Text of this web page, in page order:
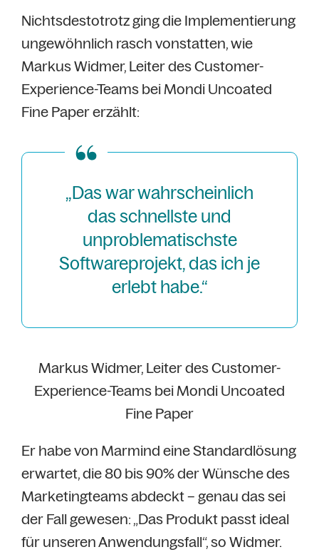
Nichtsdestotrotz ging die Implementierung
ungewöhnlich rasch vonstatten, wie
Markus Widmer, Leiter des Customer-
Experience-Teams bei Mondi Uncoated
Fine Paper erzählt:
„Das war wahrscheinlich
das schnellste und
unproblematischste
Softwareprojekt, das ich je
erlebt habe.“
Markus Widmer, Leiter des Customer-
Experience-Teams bei Mondi Uncoated
Fine Paper
Er habe von Marmind eine Standardlösung
erwartet, die 80 bis 90% der Wünsche des
Marketingteams abdeckt – genau das sei
der Fall gewesen: „Das Produkt passt ideal
für unseren Anwendungsfall“, so Widmer.